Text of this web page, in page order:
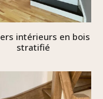
intérieurs en bois
stratifié